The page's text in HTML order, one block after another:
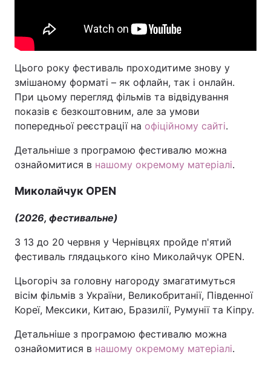
Цього року фестиваль проходитиме знову у
змішаному форматі – як офлайн, так і онлайн.
При цьому перегляд фільмів та відвідування
показів є безкоштовним, але за умови
попередньої реєстрації на офіційному сайті.
Детальніше з програмою фестивалю можна
ознайомитися в нашому окремому матеріалі.
Миколайчук OPEN
(2026, фестивальне)
З 13 до 20 червня у Чернівцях пройде п'ятий
фестиваль глядацького кіно Миколайчук OPEN.
Цьогоріч за головну нагороду змагатимуться
вісім фільмів з України, Великобританії, Південної
Кореї, Мексики, Китаю, Бразилії, Румунії та Кіпру.
Детальніше з програмою фестивалю можна
ознайомитися в нашому окремому матеріалі.